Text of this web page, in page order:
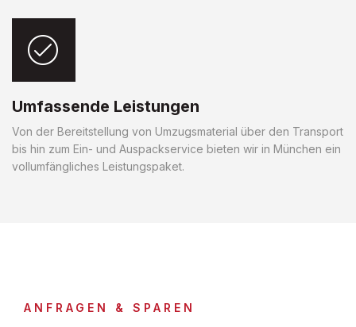
Umfassende Leistungen
Von der Bereitstellung von Umzugsmaterial über den Transport
bis hin zum Ein- und Auspackservice bieten wir in München ein
vollumfängliches Leistungspaket.
ANFRAGEN & SPAREN